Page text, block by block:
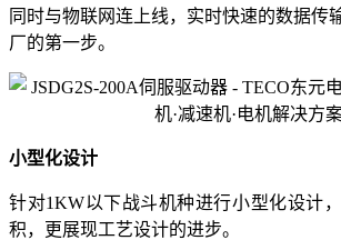
同时与物联网连上线，实时快速的数据传
厂的第一步。
小型化设计
针对1KW以下战斗机种进行小型化设计
积，更展现工艺设计的进步。